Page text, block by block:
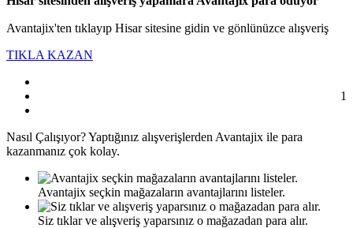
Avantajix'ten tıklayıp Hisar sitesine gidin ve gönlünüzce alışveriş
TIKLA KAZAN
1
Nasıl Çalışıyor?Yaptığınız alışverişlerden Avantajix ile para
kazanmanız çok kolay.
Avantajix seçkin mağazaların avantajlarını listeler.
Siz tıklar ve alışveriş yaparsınız o mağazadan para alır.